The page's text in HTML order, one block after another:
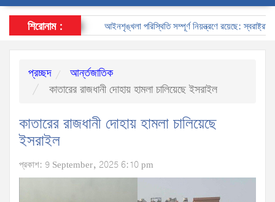
শিরোনাম : আইনশৃঙ্খলা পরিস্থিতি সম্পূর্ণ নিয়ন্ত্রণে রয়েছে: স্বরাষ্ট্রমন্ত্রী
প্রচ্ছদ
আর্ন্তজাতিক
কাতারের রাজধানী দোহায় হামলা চালিয়েছে ইসরাইল
কাতারের রাজধানী দোহায় হামলা চালিয়েছে
ইসরাইল
প্রকাশ: 9 September, 2025 6:10 pm